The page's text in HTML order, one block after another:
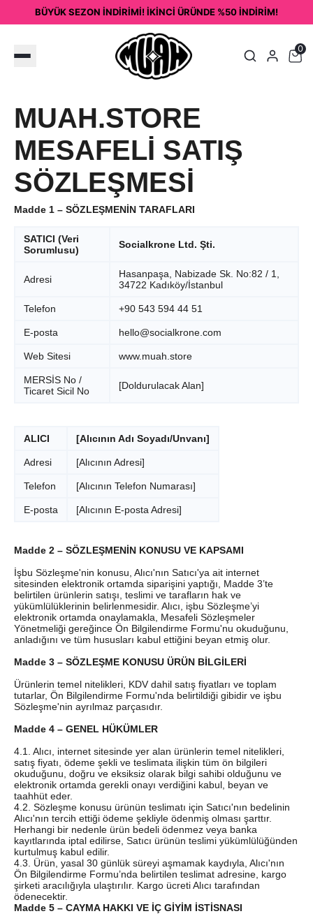
BÜYÜK SEZON İNDİRİMİ! İKİNCİ ÜRÜNDE %50 İNDİRİM!
0
MUAH.STORE
MESAFELİ SATIŞ
SÖZLEŞMESİ
Madde 1 – SÖZLEŞMENİN TARAFLARI
SATICI (Veri
Sorumlusu)
Socialkrone Ltd. Şti.
Adresi
Hasanpaşa, Nabizade Sk. No:82 / 1,
34722 Kadıköy/İstanbul
Telefon +90 543 594 44 51
E-posta hello@socialkrone.com
Web Sitesi www.muah.store
MERSİS No /
Ticaret Sicil No
[Doldurulacak Alan]
ALICI [Alıcının Adı Soyadı/Unvanı]
Adresi [Alıcının Adresi]
Telefon [Alıcının Telefon Numarası]
E-posta [Alıcının E-posta Adresi]
Madde 2 – SÖZLEŞMENİN KONUSU VE KAPSAMI
İşbu Sözleşme'nin konusu, Alıcı'nın Satıcı'ya ait internet
sitesinden elektronik ortamda siparişini yaptığı, Madde 3’te
belirtilen ürünlerin satışı, teslimi ve tarafların hak ve
yükümlülüklerinin belirlenmesidir. Alıcı, işbu Sözleşme’yi
elektronik ortamda onaylamakla, Mesafeli Sözleşmeler
Yönetmeliği gereğince Ön Bilgilendirme Formu'nu okuduğunu,
anladığını ve tüm hususları kabul ettiğini beyan etmiş olur.
Madde 3 – SÖZLEŞME KONUSU ÜRÜN BİLGİLERİ
Ürünlerin temel nitelikleri, KDV dahil satış fiyatları ve toplam
tutarlar, Ön Bilgilendirme Formu'nda belirtildiği gibidir ve işbu
Sözleşme'nin ayrılmaz parçasıdır.
Madde 4 – GENEL HÜKÜMLER
4.1. Alıcı, internet sitesinde yer alan ürünlerin temel nitelikleri,
satış fiyatı, ödeme şekli ve teslimata ilişkin tüm ön bilgileri
okuduğunu, doğru ve eksiksiz olarak bilgi sahibi olduğunu ve
elektronik ortamda gerekli onayı verdiğini kabul, beyan ve
taahhüt eder.
4.2. Sözleşme konusu ürünün teslimatı için Satıcı'nın bedelinin
Alıcı'nın tercih ettiği ödeme şekliyle ödenmiş olması şarttır.
Herhangi bir nedenle ürün bedeli ödenmez veya banka
kayıtlarında iptal edilirse, Satıcı ürünün teslimi yükümlülüğünden
kurtulmuş kabul edilir.
4.3. Ürün, yasal 30 günlük süreyi aşmamak kaydıyla, Alıcı'nın
Ön Bilgilendirme Formu’nda belirtilen teslimat adresine, kargo
şirketi aracılığıyla ulaştırılır. Kargo ücreti Alıcı tarafından
ödenecektir.
Madde 5 – CAYMA HAKKI VE İÇ GİYİM İSTİSNASI